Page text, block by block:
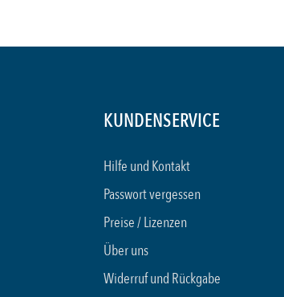
KUNDENSERVICE
Hilfe und Kontakt
Passwort vergessen
Preise / Lizenzen
Über uns
Widerruf und Rückgabe